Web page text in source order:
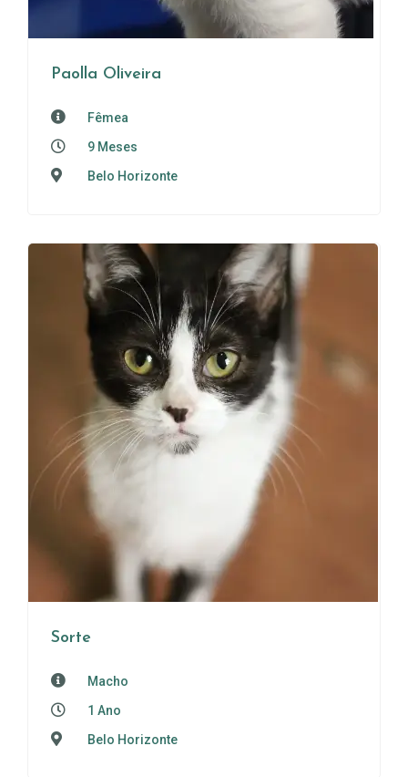
Paolla Oliveira
Fêmea
9 Meses
Belo Horizonte
Sorte
Macho
1 Ano
Belo Horizonte